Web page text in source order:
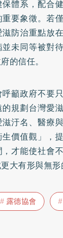
體系，配合
要象徵。若
防治重點放
未同等被對
的信任。
籲政府不要
規劃台灣愛
汙名、醫療
價值觀」，
才能使社會
大有形與無形
露德協會